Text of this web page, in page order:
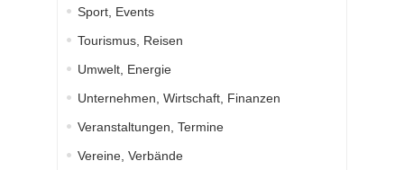
Sport, Events
Tourismus, Reisen
Umwelt, Energie
Unternehmen, Wirtschaft, Finanzen
Veranstaltungen, Termine
Vereine, Verbände